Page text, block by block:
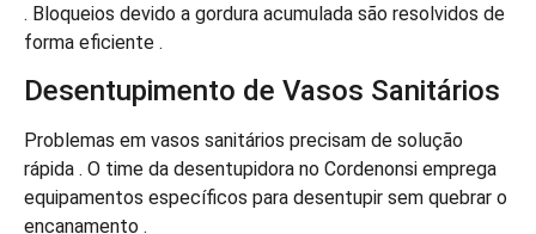
. Bloqueios devido a gordura acumulada são resolvidos de
forma eficiente .
Desentupimento de Vasos Sanitários
Problemas em vasos sanitários precisam de solução
rápida . O time da desentupidora no Cordenonsi emprega
equipamentos específicos para desentupir sem quebrar o
encanamento .